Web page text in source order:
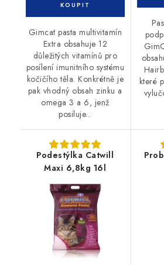
Gimcat pasta multivitamín
Extra obsahuje 12
důležitých vitamínů pro
posílení imunitního systému
kočičího těla. Konkrétně je
pak vhodný obsah zinku a
omega 3 a 6, jenž
posiluje...
které
Podestýlka Catwill
Maxi 6,8kg 16l